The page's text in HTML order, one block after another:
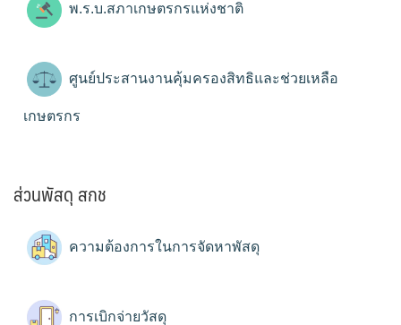
พ.ร.บ.สภาเกษตรกรแห่งชาติ
ศูนย์ประสานงานคุ้มครองสิทธิและช่วยเหลือ
เกษตรกร
ส่วนพัสดุ สกช
ความต้องการในการจัดหาพัสดุ
การเบิกจ่ายวัสดุ